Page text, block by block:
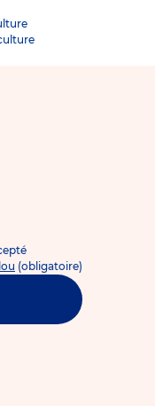
(obligatoire)